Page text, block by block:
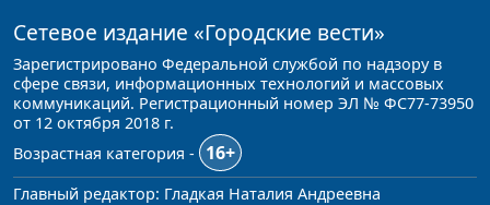
Сетевое издание «Городские вести»
Зарегистрировано Федеральной службой по надзору в
сфере связи, информационных технологий и массовых
коммуникаций. Регистрационный номер ЭЛ № ФС77-73950
от 12 октября 2018 г.
Возрастная категория -
16+
Главный редактор: Гладкая Наталия Андреевна